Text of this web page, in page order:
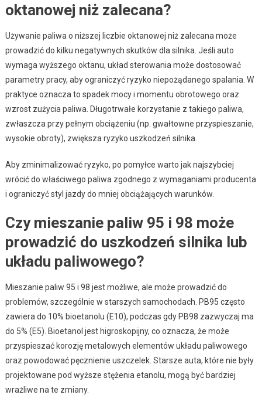
oktanowej niż zalecana?
Używanie paliwa o niższej liczbie oktanowej niż zalecana może
prowadzić do kilku negatywnych skutków dla silnika. Jeśli auto
wymaga wyższego oktanu, układ sterowania może dostosować
parametry pracy, aby ograniczyć ryzyko niepożądanego spalania. W
praktyce oznacza to spadek mocy i momentu obrotowego oraz
wzrost zużycia paliwa. Długotrwałe korzystanie z takiego paliwa,
zwłaszcza przy pełnym obciążeniu (np. gwałtowne przyspieszanie,
wysokie obroty), zwiększa ryzyko uszkodzeń silnika.
Aby zminimalizować ryzyko, po pomyłce warto jak najszybciej
wrócić do właściwego paliwa zgodnego z wymaganiami producenta
i ograniczyć styl jazdy do mniej obciążających warunków.
Czy mieszanie paliw 95 i 98 może
prowadzić do uszkodzeń silnika lub
układu paliwowego?
Mieszanie paliw 95 i 98 jest możliwe, ale może prowadzić do
problemów, szczególnie w starszych samochodach. PB95 często
zawiera do 10% bioetanolu (E10), podczas gdy PB98 zazwyczaj ma
do 5% (E5). Bioetanol jest higroskopijny, co oznacza, że może
przyspieszać korozję metalowych elementów układu paliwowego
oraz powodować pęcznienie uszczelek. Starsze auta, które nie były
projektowane pod wyższe stężenia etanolu, mogą być bardziej
wrażliwe na te zmiany.